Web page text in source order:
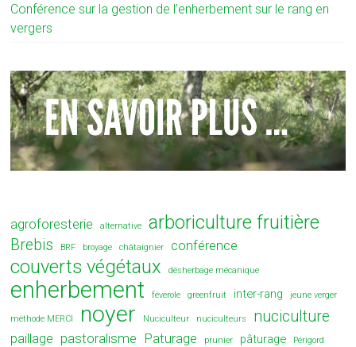
Conférence sur la gestion de l’enherbement sur le rang en
vergers
agroforesterie alternative arboriculture fruitière
Brebis BRF broyage châtaignier conférence
couverts végétaux désherbage mécanique
enherbement féverole greenfruit inter-rang jeune verger
méthode MERCI noyer Nuciculteur nuciculteurs nuciculture
paillage pastoralisme Paturage prunier pâturage Périgord